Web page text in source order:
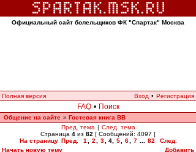
Официальный сайт болельщиков ФК "Спартак" Москва
Полная версия Вход • Регистрация
FAQ • Поиск
Общение на сайте » Гостевая книга ВВ
Пред. тема | След. тема
Страница 4 из 82 [ Сообщений: 4097 ]
На страницу Пред. 1 2 3 4, 5 6 7 82
След.
Начать новую тему
Добавить